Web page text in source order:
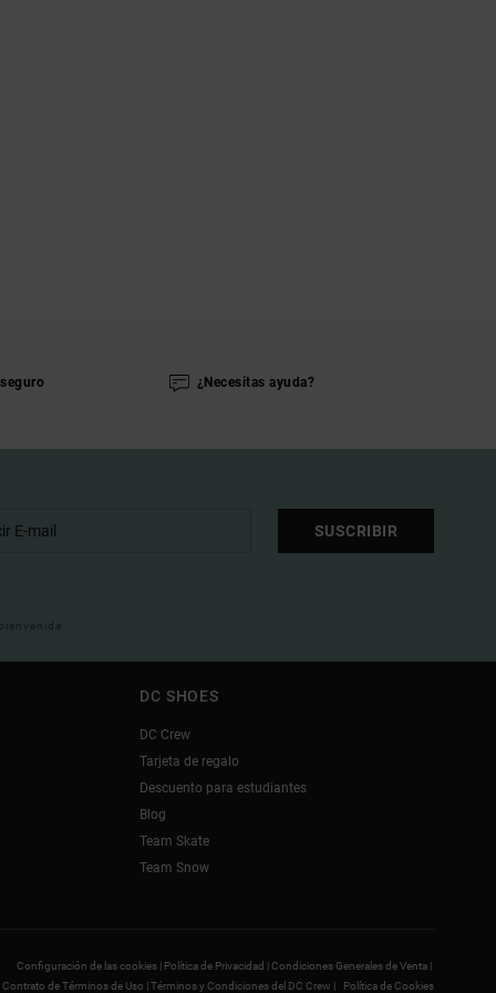
¿Necesitas ayuda?
SUSCRIBIR
DC SHOES
DC Crew
Tarjeta de regalo
Descuento para estudiantes
Blog
Team Skate
Team Snow
Configuración de las cookies | Política de Privacidad |Condiciones Generales de Venta |
Contrato de Términos de Uso |Términos y Condiciones del DC Crew | Política de Cookies